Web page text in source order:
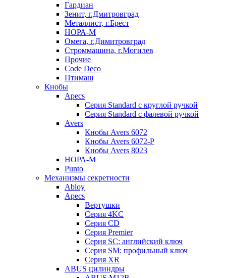
Гардиан
Зенит, г.Дмитровград
Металлист, г.Брест
НОРА-М
Омега, г.Димитровград
Строммашина, г.Могилев
Прочие
Code Deco
Птимаш
Кнобы
Apecs
Серия Standard с круглой ручкой
Серия Standard с фалевой ручкой
Avers
Кнобы Avers 6072
Кнобы Avers 6072-P
Кнобы Avers 8023
НОРА-М
Punto
Механизмы секретности
Abloy
Apecs
Вертушки
Серия 4KC
Серия CD
Серия Premier
Серия SC: английский ключ
Серия SM: профильный ключ
Серия XR
ABUS цилиндры